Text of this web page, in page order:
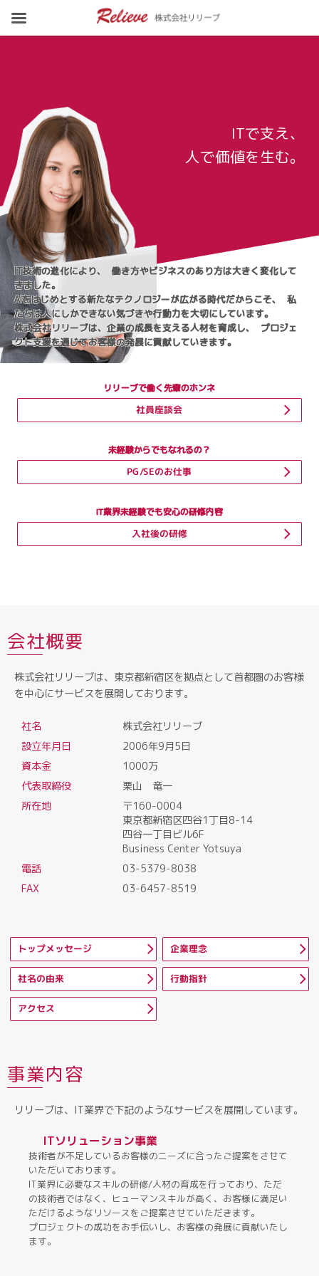
ITで支え、
人で価値を生む。
IT技術の進化により、 働き方やビジネスのあり方は大きく変化して
きました。
AIをはじめとする新たなテクノロジーが広がる時代だからこそ、 私
たちは人にしかできない気づきや行動力を大切にしています。
株式会社リリーブは、企業の成長を支える人材を育成し、 プロジェ
クト支援を通じてお客様の発展に貢献していきます。
リリーブで働く先輩のホンネ
社員座談会
未経験からでもなれるの？
PG/SEのお仕事
IT業界未経験でも安心の研修内容
入社後の研修
会社概要
株式会社リリーブは、東京都新宿区を拠点として首都圏のお客様
を中心にサービスを展開しております。
社名
株式会社リリーブ
設立年月日
2006年9月5日
資本金
1000万
代表取締役
栗山 竜一
所在地
〒160-0004
東京都新宿区四谷1丁目8-14
四谷一丁目ビル6F
Business Center Yotsuya
電話
03-5379-8038
FAX
03-6457-8519
トップメッセージ 企業理念
社名の由来 行動指針
アクセス
事業内容
リリーブは、IT業界で下記のようなサービスを展開しています。
ITソリューション事業
技術者が不足しているお客様のニーズに合ったご提案をさせて
いただいております。
IT業界に必要なスキルの研修/人材の育成を行っており、ただ
の技術者ではなく、ヒューマンスキルが高く、お客様に満足い
ただけるようなリソースをご提案させていただきます。
プロジェクトの成功をお手伝いし、お客様の発展に貢献いたし
ます。